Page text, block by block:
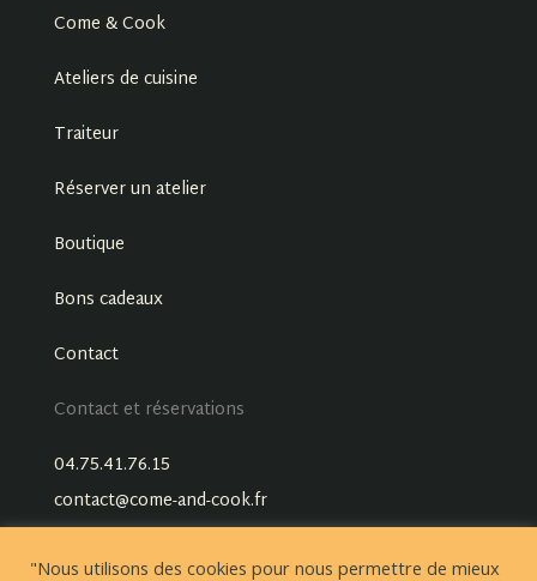
Come & Cook
Ateliers de cuisine
Traiteur
Réserver un atelier
Boutique
Bons cadeaux
Contact
Contact et réservations
04.75.41.76.15
contact@come-and-cook.fr
"Nous utilisons des cookies pour nous permettre de mieux